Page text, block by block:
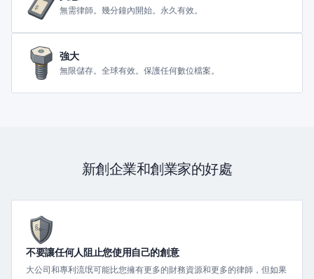
無需律師。幾分鐘內開始。永久有效。
強大
無限儲存。全球有效。保護任何數位檔案。
新創企業和創業家的好處
不要讓任何人阻止您使用自己的創意
大公司和專利流氓可能比您擁有更多的財務資源和更多的律師，但如果